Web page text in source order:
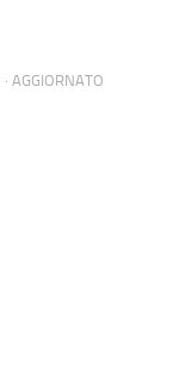
· AGGIORNATO